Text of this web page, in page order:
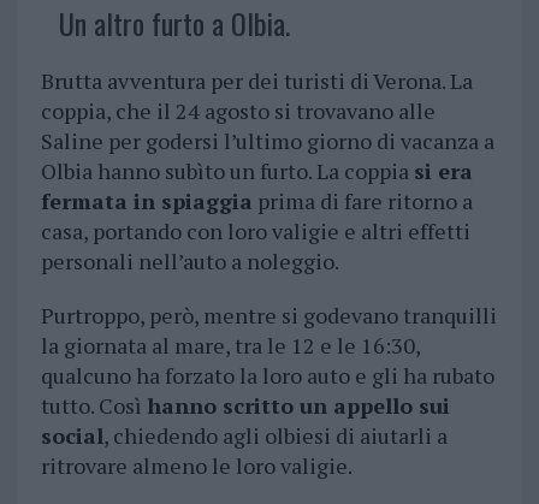
Un altro furto a Olbia.
Brutta avventura per dei turisti di Verona. La
coppia, che il 24 agosto si trovavano alle
Saline per godersi l’ultimo giorno di vacanza a
Olbia hanno subìto un furto. La coppia si era
fermata in spiaggia prima di fare ritorno a
casa, portando con loro valigie e altri effetti
personali nell’auto a noleggio.
Purtroppo, però, mentre si godevano tranquilli
la giornata al mare, tra le 12 e le 16:30,
qualcuno ha forzato la loro auto e gli ha rubato
tutto. Così hanno scritto un appello sui
social, chiedendo agli olbiesi di aiutarli a
ritrovare almeno le loro valigie.